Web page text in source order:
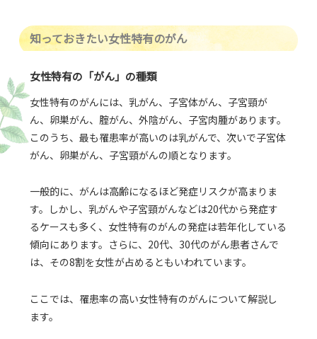
知っておきたい女性特有のがん
女性特有の「がん」の種類
女性特有のがんには、乳がん、子宮体がん、子宮頸が
ん、卵巣がん、腟がん、外陰がん、子宮肉腫があります。
このうち、最も罹患率が高いのは乳がんで、次いで子宮体
がん、卵巣がん、子宮頸がんの順となります。
一般的に、がんは高齢になるほど発症リスクが高まりま
す。しかし、乳がんや子宮頸がんなどは20代から発症す
るケースも多く、女性特有のがんの発症は若年化している
傾向にあります。さらに、20代、30代のがん患者さんで
は、その8割を女性が占めるともいわれています。
ここでは、罹患率の高い女性特有のがんについて解説し
ます。